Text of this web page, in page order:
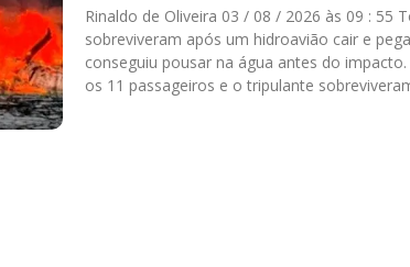
Rinaldo de Oliveira 03 / 08 / 2026 às 09 : 55
sobreviveram após um hidroavião cair e
conseguiu pousar na água antes do
os 11 passageiros e o tripulante